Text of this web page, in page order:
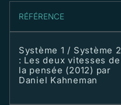
RÉFÉRENCE
Système 1 / Système 2
: Les deux vitesses de
la pensée (2012) par
Daniel Kahneman